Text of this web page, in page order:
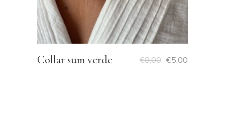
Collar sum verde €8,00 €5,00